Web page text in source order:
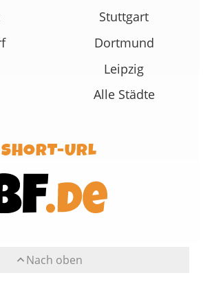
Stuttgart
Dortmund
Leipzig
Alle Städte
SHORT-URL
Nach oben